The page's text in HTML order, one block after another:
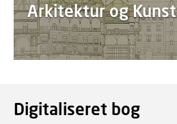
Arkitektur og Kunst
Digitaliseret bog